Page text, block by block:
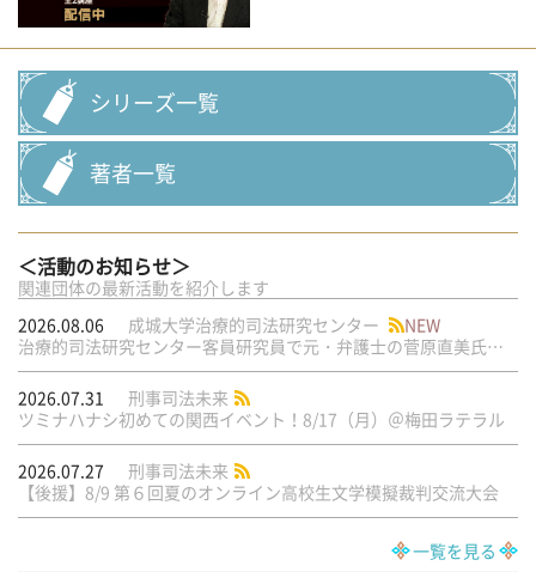
シリーズ一覧
著者一覧
＜活動のお知らせ＞
関連団体の最新活動を紹介します
2026.08.06
成城大学治療的司法研究センター
NEW
治療的司法研究センター客員研究員で元・弁護士の菅原直美氏の論文が公刊されました
2026.07.31
刑事司法未来
ツミナハナシ初めての関西イベント！8/17（月）＠梅田ラテラル
2026.07.27
刑事司法未来
【後援】8/9 第６回夏のオンライン高校生文学模擬裁判交流大会
一覧を見る